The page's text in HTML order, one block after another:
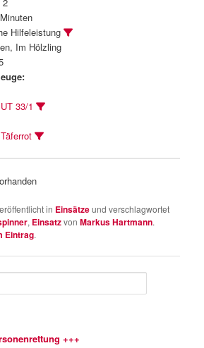
Hilfeleistung
Im Hölzling
33/1
in Einsätzeund verschlagwortet
, EinsatzvonMarkus Hartmann.
Eintrag.
+++